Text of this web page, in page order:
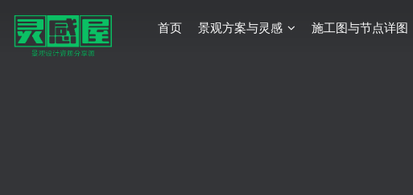
首页 景观方案与灵感 施工图与节点详图